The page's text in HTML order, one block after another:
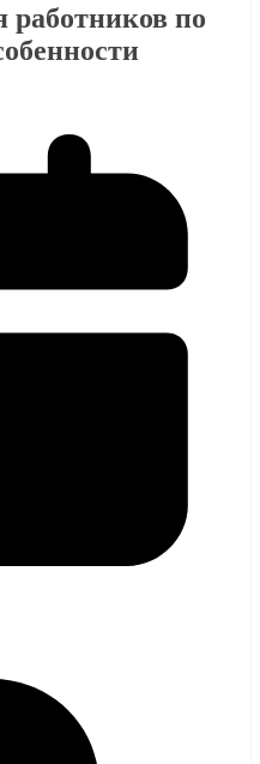
работников по